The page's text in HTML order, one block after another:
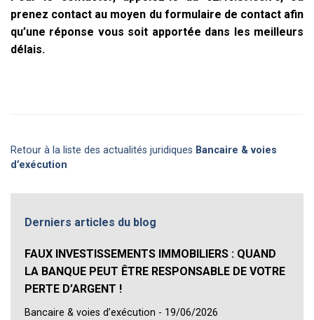
prenez contact au moyen du formulaire de contact afin
qu’une réponse vous soit apportée dans les meilleurs
délais.
Retour à la liste des actualités juridiques Bancaire & voies
d’exécution
Derniers articles du blog
FAUX INVESTISSEMENTS IMMOBILIERS : QUAND
LA BANQUE PEUT ÊTRE RESPONSABLE DE VOTRE
PERTE D’ARGENT !
Bancaire & voies d’exécution - 19/06/2026